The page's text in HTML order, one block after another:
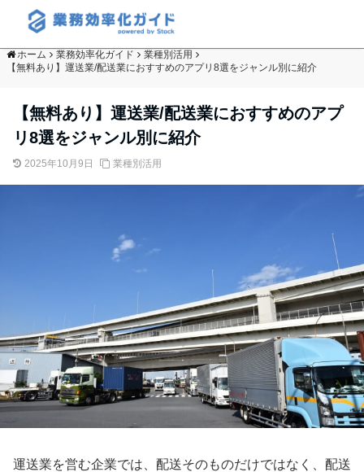
ホーム 業務効率化ガイド
業種別活用
【無料あり】運送業/配送業におすすめのアプリ8選をジャンル別に紹介
【無料あり】運送業/配送業におすすめのアプ
リ8選をジャンル別に紹介
2025年10月9日 業種別活用
運送業を営む企業では、配送そのものだけではなく、配送